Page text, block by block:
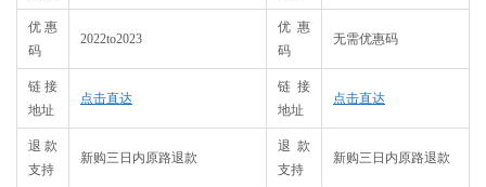
优惠
码
2022to2023
优惠
码
无需优惠码
链接
地址
点击直达
链接
地址
点击直达
退款
支持
新购三日内原路退款
退款
支持
新购三日内原路退款